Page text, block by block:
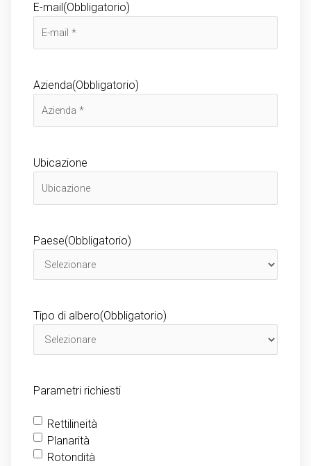
E-mail (Obbligatorio)
Azienda(Obbligatorio)
Ubicazione
Paese(Obbligatorio)
Tipo di albero(Obbligatorio)
Parametri richiesti
Rettilineità
Planarità
Rotondità